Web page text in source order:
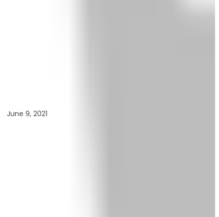
June 9, 2021